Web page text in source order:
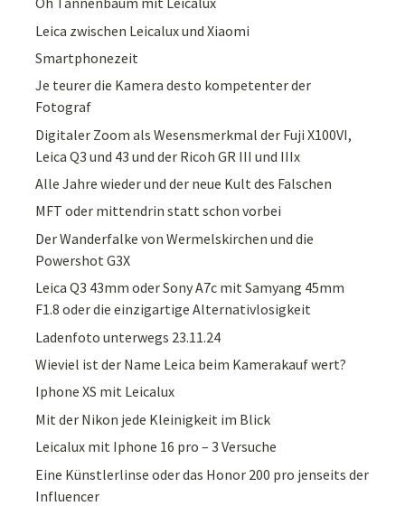
Leica zwischen Leicalux und Xiaomi
Smartphonezeit
Je teurer die Kamera desto kompetenter der
Fotograf
Digitaler Zoom als Wesensmerkmal der Fuji X100VI,
Leica Q3 und 43 und der Ricoh GR III und IIIx
Alle Jahre wieder und der neue Kult des Falschen
MFT oder mittendrin statt schon vorbei
Der Wanderfalke von Wermelskirchen und die
Powershot G3X
Leica Q3 43mm oder Sony A7c mit Samyang 45mm
F1.8 oder die einzigartige Alternativlosigkeit
Ladenfoto unterwegs 23.11.24
Wieviel ist der Name Leica beim Kamerakauf wert?
Iphone XS mit Leicalux
Mit der Nikon jede Kleinigkeit im Blick
Leicalux mit Iphone 16 pro – 3 Versuche
Eine Künstlerlinse oder das Honor 200 pro jenseits der
Influencer